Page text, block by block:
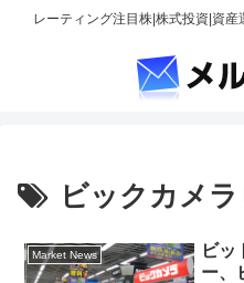
レーティング注目株|株式投資|資
ビックカメ
Market News
ビッ
ー、